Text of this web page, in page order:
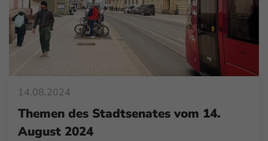
14.08.2024
Themen des Stadtsenates vom 14.
August 2024